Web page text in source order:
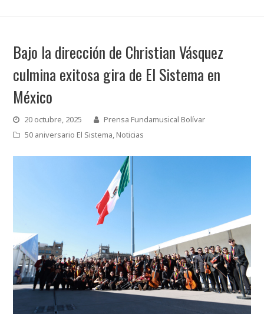
Bajo la dirección de Christian Vásquez
culmina exitosa gira de El Sistema en
México
20 octubre, 2025
Prensa Fundamusical Bolívar
50 aniversario El Sistema,Noticias